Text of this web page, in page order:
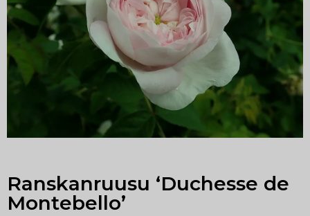
Ranskanruusu ‘Duchesse de
Montebello’